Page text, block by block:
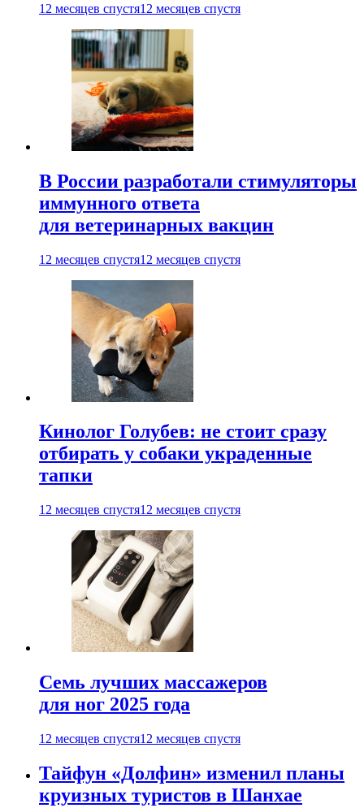
12 месяцев спустя12 месяцев спустя
В России разработали стимуляторы
иммунного ответа
для ветеринарных вакцин
12 месяцев спустя12 месяцев спустя
Кинолог Голубев: не стоит сразу
отбирать у собаки украденные
тапки
12 месяцев спустя12 месяцев спустя
Семь лучших массажеров
для ног 2025 года
12 месяцев спустя12 месяцев спустя
Тайфун «Долфин» изменил планы
круизных туристов в Шанхае